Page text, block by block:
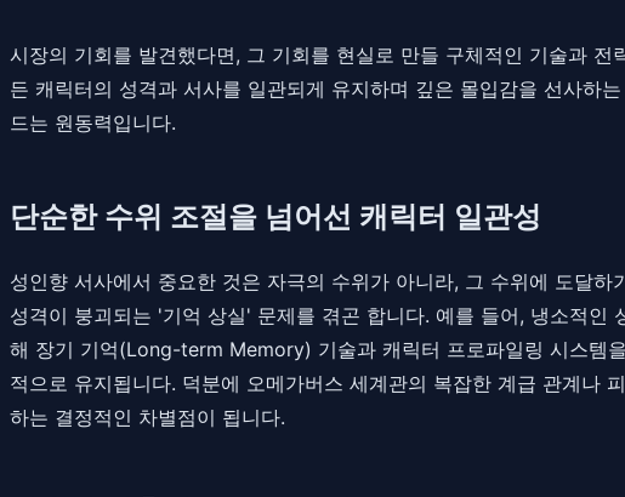
시장의 기회를 발견했다면, 그 기회를 현실로 만들 구체적인 기술과
든 캐릭터의 성격과 서사를 일관되게 유지하며 깊은 몰입감을 선사하
드는 원동력입니다.
단순한 수위 조절을 넘어선 캐릭터 일관성
성인향 서사에서 중요한 것은 자극의 수위가 아니라, 그 수위에 도달
성격이 붕괴되는 '기억 상실' 문제를 겪곤 합니다. 예를 들어, 냉소적
해 장기 기억(Long-term Memory) 기술과 캐릭터 프로파일링 시스템
적으로 유지됩니다. 덕분에 오메가버스 세계관의 복잡한 계급 관계나
하는 결정적인 차별점이 됩니다.